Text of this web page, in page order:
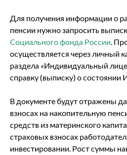
Для получения информации о
пенсии нужно запросить
Социального фонда России.
осуществляется через личный
раздела «Индивидуальный
справку (выписку) о состоянии
В документе будут отражены
взносах на накопительную
средств из материнского
страховых взносах
инвестировании. Рост суммы